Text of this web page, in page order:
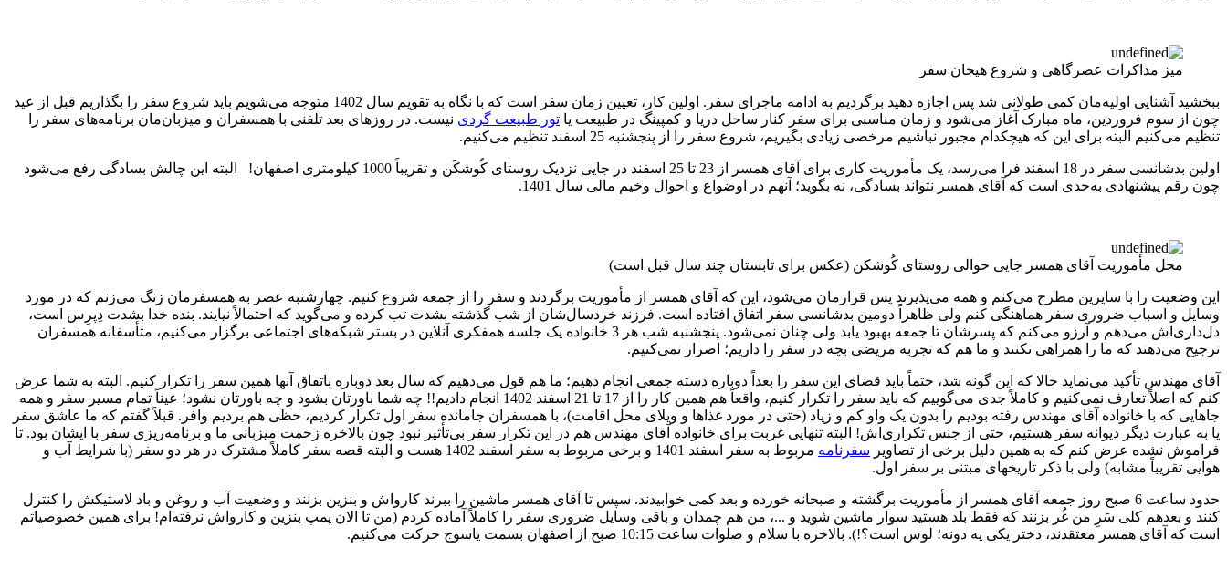
میز مذاکرات عصرگاهی و شروع هیجان سفر
ببخشید آشنایی اولیه‌مان کمی طولانی شد پس اجازه دهید برگردیم به ادامه ماجرای سفر. اولین کار، تعیین زمان سفر است که با نگاه به تقویم سال 1402 متوجه می‌شویم باید شروع سفر را بگذاریم قبل از عید
چون از سوم فروردین، ماه مبارک آغاز می‌شود و زمان مناسبی برای سفر کنار ساحل دریا و کمپینگ در طبیعت یا تور طبیعت گردی نیست. در روزهای بعد تلفنی با همسفران و میزبان‌مان برنامه‌های سفر را
تنظیم می‌کنیم البته برای این که هیچکدام مجبور نباشیم مرخصی زیادی بگیریم، شروع سفر را از پنجشنبه 25 اسفند تنظیم می‌کنیم.
اولین بدشانسی سفر در 18 اسفند فرا می‌رسد، یک مأموریت کاری برای آقای همسر از 23 تا 25 اسفند در جایی نزدیک روستای کُوشکَن و تقریباً 1000 کیلومتری اصفهان! البته این چالش بسادگی رفع می‌شود
چون رقم پیشنهادی به‌حدی است که آقای همسر نتواند بسادگی، نه بگوید؛ آنهم در اوضواع و احوال وخیم مالی سال 1401.
محل مأموریت آقای همسر جایی حوالی روستای کُوشکن (عکس برای تابستان چند سال قبل است)
این وضعیت را با سایرین مطرح می‌کنم و همه می‌پذیرند پس قرارمان می‌شود، این که آقای همسر از مأموریت برگردند و سفر را از جمعه شروع کنیم. چهارشنبه عصر به همسفرمان زنگ می‌زنم که در مورد
وسایل و اسباب ضروری سفر هماهنگی کنم ولی ظاهراً دومین بدشانسی سفر اتفاق افتاده است. فرزند خردسال‌شان از شب گذشته بشدت تب کرده و می‌گوید که احتمالاً نیایند. بنده خدا بشدت دِپرِس است،
دل‌داری‌اش می‌دهم و آرزو می‌کنم که پسرشان تا جمعه بهبود یابد ولی چنان نمی‌شود. پنجشنبه شب هر 3 خانواده یک جلسه همفکری آنلاین در بستر شبکه‌های اجتماعی برگزار می‌کنیم، متأسفانه همسفران
ترجیح می‌دهند که ما را همراهی نکنند و ما هم که تجربه مریضی بچه در سفر را داریم؛ اصرار نمی‌کنیم.
آقای مهندس تأکید می‌نماید حالا که این گونه شد، حتماً باید قضای این سفر را بعداً دوباره دسته جمعی انجام دهیم؛ ما هم قول می‌دهیم که سال بعد دوباره باتفاق آنها همین سفر را تکرار کنیم. البته به شما عرض
کنم که اصلاً تعارف نمی‌کنیم و کاملاً جدی می‌گوییم که باید سفر را تکرار کنیم، واقعاً هم همین کار را از 17 تا 21 اسفند 1402 انجام دادیم!! چه شما باورتان بشود و چه باورتان نشود؛ عیناً تمام مسیر سفر و همه
جاهایی که با خانواده آقای مهندس رفته بودیم را بدون یک واو کم و زیاد (حتی در مورد غذاها و ویلای محل اقامت)، با همسفران جامانده سفر اول تکرار کردیم، حظی هم بردیم وافر. قبلاً گفتم که ما عاشق سفر
یا به عبارت دیگر دیوانه سفر هستیم، حتی از جنس تکراری‌اش! البته تنهایی غربت برای خانواده آقای مهندس هم در این تکرار سفر بی‌تأثیر نبود چون بالاخره زحمت میزبانی ما و برنامه‌ریزی سفر با ایشان بود. تا
فراموش نشده عرض کنم که به همین دلیل برخی از تصاویر سفرنامه
مربوط به سفر اسفند 1401 و برخی مربوط به سفر اسفند 1402 هست و البته قصه سفر کاملاً مشترک در هر دو سفر (با شرایط آب و
هوایی تقریباً مشابه) ولی با ذکر تاریخهای مبتنی بر سفر اول.
حدود ساعت 6 صبح روز جمعه آقای همسر از مأموریت برگشته و صبحانه خورده و بعد کمی خوابیدند. سپس تا آقای همسر ماشین را ببرند کارواش و بنزین بزنند و وضعیت آب و روغن و باد لاستیکش را کنترل
کنند و بعدهم کلی سَرِ من غُر بزنند که فقط بلد هستید سوار ماشین شوید و ...، من هم چمدان و باقی وسایل ضروری سفر را کاملاً آماده کردم (من تا الان پمپ بنزین و کارواش نرفته‌ام! برای همین خصوصیاتم
است که آقای همسر معتقدند، دختر یکی یه دونه؛ لوس است؟!). بالاخره با سلام و صلوات ساعت 10:15 صبح از اصفهان بسمت یاسوج حرکت می‌کنیم.